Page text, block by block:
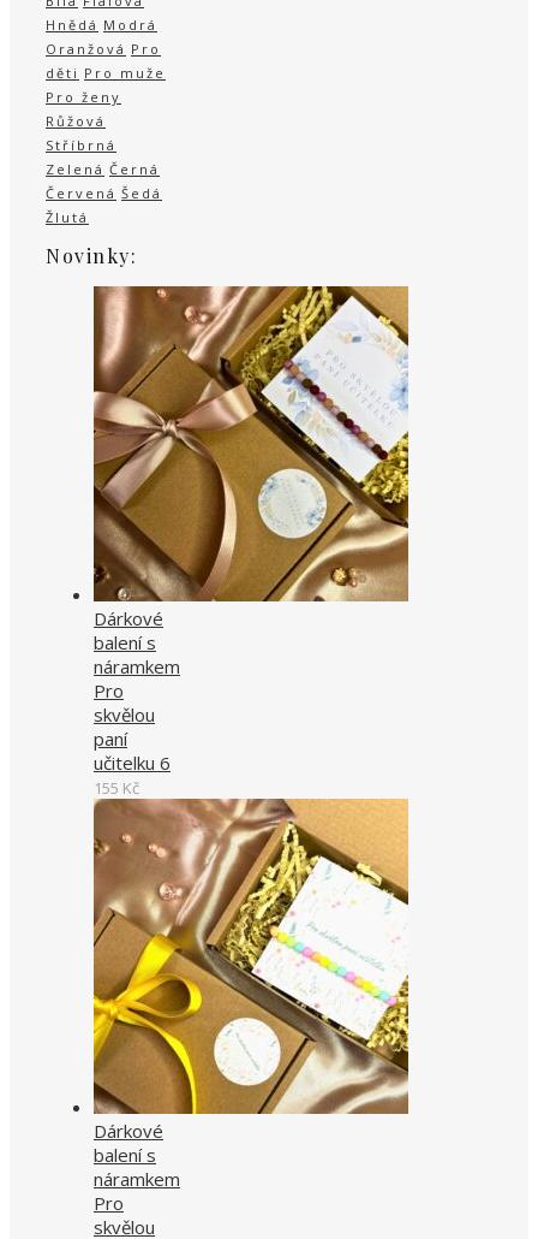
Hnědá Modrá
Oranžová Pro
děti Pro muže
Pro ženy
Růžová
Stříbrná
Zelená Černá
Červená Šedá
Žlutá
Novinky:
Dárkové
balení s
náramkem
Pro
skvělou
paní
učitelku 6
155 Kč
Dárkové
balení s
náramkem
Pro
skvělou